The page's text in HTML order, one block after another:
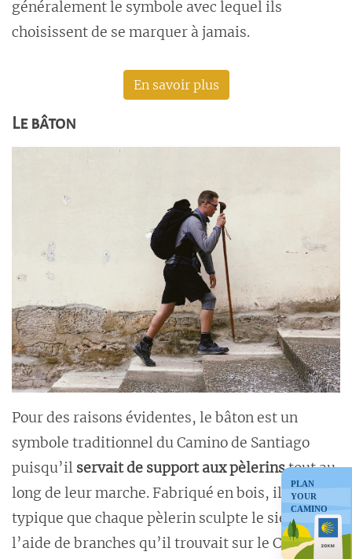
PLAN
YOUR
CAMINO
généralement le symbole avec lequel ils
choisissent de se marquer à jamais.
En savoir plus
Le bâton
Pour des raisons évidentes, le bâton est un
symbole traditionnel du Camino de Santiago
puisqu’il servait de support aux pèlerinstout au
long de leur marche. Fabriqué en bois, il était
typique que chaque pèlerin sculpte le sien à
l’aide de branches qu’il trouvait sur le Camino.